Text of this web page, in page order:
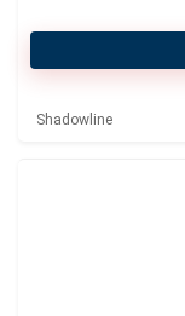
Shadowline